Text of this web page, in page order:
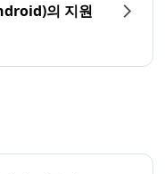
의 지원